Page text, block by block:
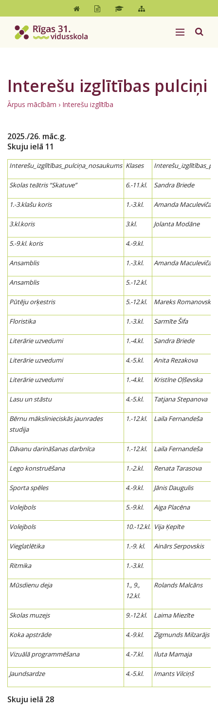
Interešu izglītības pulciņi
Ārpus mācībām › Interešu izglītība
2025./26. māc.g.
Skuju ielā 11
Interešu_izglītības_pulciņa_nosaukums Klases
Skolas teātris “Skatuve” 6.-11.kl. Sandra Briede
1.-3.klašu koris 1.-3.kl. Amanda Maculeviča
3.kl.koris 3.kl. Jolanta Modāne
5.-9.kl. koris 4.-9.kl.
Ansamblis 1.-3.kl. Amanda Maculeviča
Ansamblis 5.-12.kl.
Pūtēju orķestris 5.-12.kl. Mareks Romanovskis
Floristika 1.-3.kl. Sarmīte Šifa
Literārie uzvedumi 1.-4.kl. Sandra Briede
Literārie uzvedumi 4.-5.kl. Anita Rezakova
Literārie uzvedumi 1.-4.kl. Kristīne Oļševska
Lasu un stāstu 4.-5.kl. Tatjana Stepanova
Bērnu mākslinieciskās jaunrades
studija
1.-12.kl. Laila Fernandeša
Dāvanu darināšanas darbnīca 1.-12.kl. Laila Fernandeša
Lego konstruēšana 1.-2.kl. Renata Tarasova
Sporta spēles 4.-9.kl. Jānis Daugulis
Volejbols 5.-9.kl. Aiga Placēna
Volejbols 10.-12.kl. Vija Ķepīte
Vieglatlētika 1.-9. kl. Ainārs Serpovskis
Ritmika 1.-3.kl.
Mūsdienu deja
1., 9.,
12.kl.
Rolands Malcāns
Skolas muzejs 9.-12.kl. Laima Miezīte
Koka apstrāde 4.-9.kl. Zigmunds Milzarājs
Vizuālā programmēšana 4.-7.kl. Iluta Mamaja
Jaundsardze 4.-5.kl. Imants Vilciņš
Skuju ielā 28